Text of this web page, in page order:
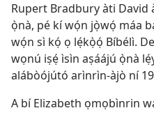
Rupert Bradbury àti David
ọ̀nà, pé kí wọ́n jọ̀wọ́ máa
wọ́n sì kọ́ ọ lẹ́kọ̀ọ́ Bíbélì.
wọnú iṣẹ́ ìsìn aṣáájú ọ̀nà
alábòójútó arìnrìn-àjò ní
A bí Elizabeth ọmọbìnrin